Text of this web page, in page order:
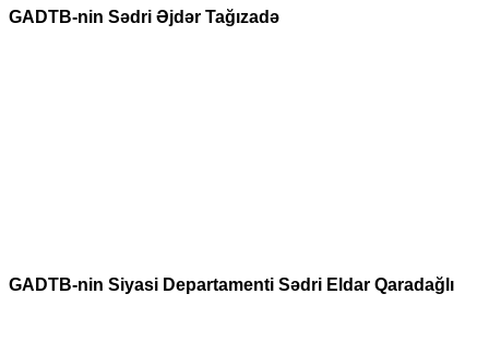
GADTB-nin Sədri Əjdər Tağızadə
GADTB-nin Siyasi Departamenti Sədri Eldar Qaradağlı